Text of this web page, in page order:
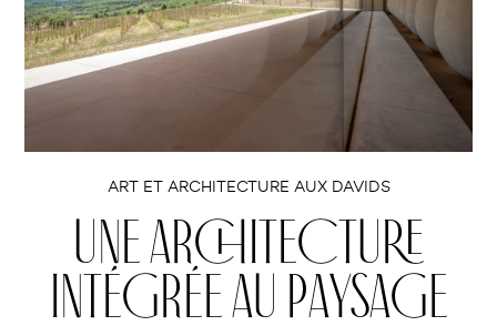
ART ET ARCHITECTURE AUX DAVIDS
UNE ARCHITECTURE
INTÉGRÉE AU PAYSAGE